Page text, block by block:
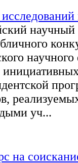
уч...
на